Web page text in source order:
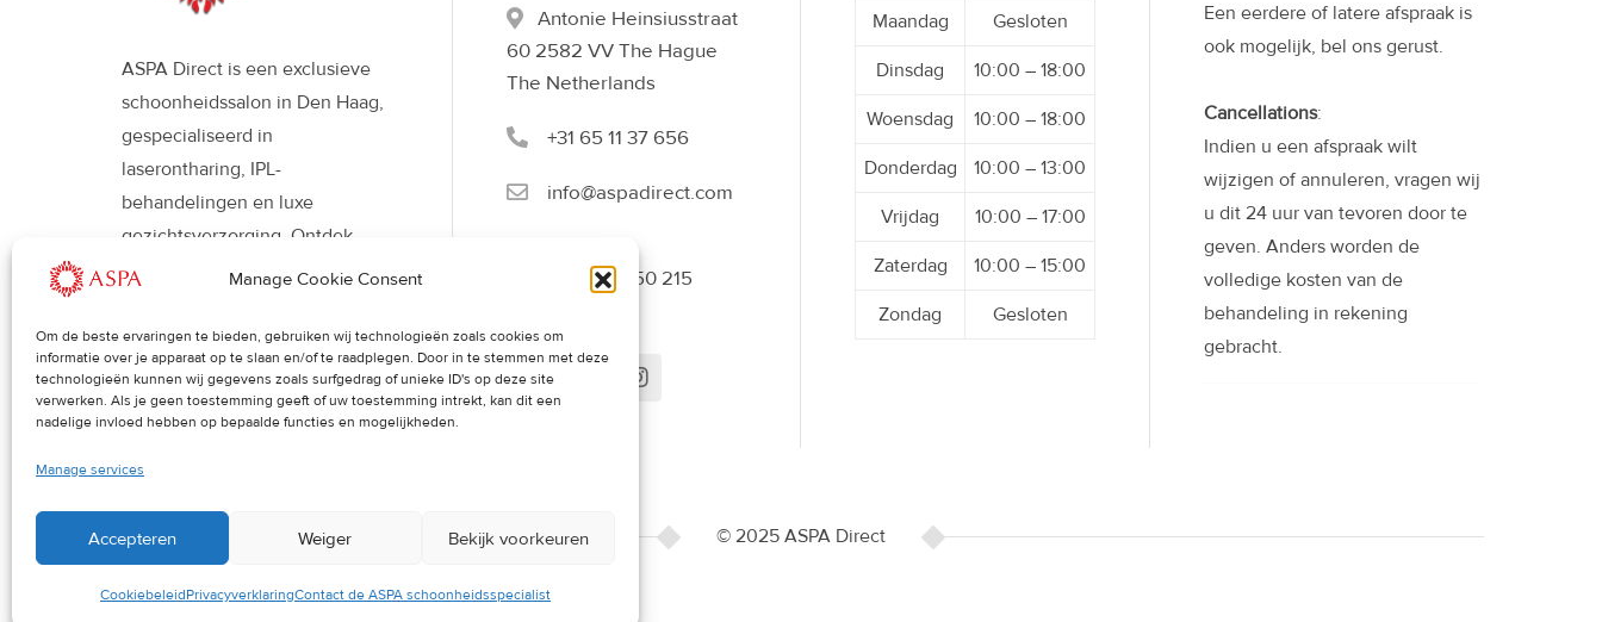
Manage Cookie Consent
Om de beste ervaringen te bieden, gebruiken wij technologieën zoals cookies om
informatie over je apparaat op te slaan en/of te raadplegen. Door in te stemmen met deze
technologieën kunnen wij gegevens zoals surfgedrag of unieke ID's op deze site
verwerken. Als je geen toestemming geeft of uw toestemming intrekt, kan dit een
nadelige invloed hebben op bepaalde functies en mogelijkheden.
Manage services
Accepteren Weiger Bekijk voorkeuren
CookiebeleidPrivacyverklaringContact de ASPA schoonheidsspecialist
ASPA Direct is een exclusieve
schoonheidssalon in Den Haag,
gespecialiseerd in
laserontharing, IPL-
behandelingen en luxe
gezichtsverzorging. Ontdek
moderne beautybehandelingen
een stralende, gezonde huid en
een verfijnde uitstraling.
Antonie Heinsiusstraat
60 2582 VV The Hague
The Netherlands
+31 65 11 37 656
info@aspadirect.com
+31 70 34 50 215
Maandag Gesloten
Dinsdag 10:00 – 18:00
Woensdag 10:00 – 18:00
Donderdag 10:00 – 13:00
Vrijdag 10:00 – 17:00
Zaterdag 10:00 – 15:00
Zondag Gesloten
Een eerdere of latere afspraak is
ook mogelijk, bel ons gerust.
Cancellations:
Indien u een afspraak wilt
wijzigen of annuleren, vragen wij
u dit 24 uur van tevoren door te
geven. Anders worden de
volledige kosten van de
behandeling in rekening
gebracht.
© 2025 ASPA Direct